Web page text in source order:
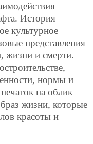
История
культурное
представления
жизни и смерти.
нормы и
на облик
жизни, которые
красоты и